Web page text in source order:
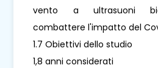
vento a ultrasuoni
combattere l'impatto del
1.7 Obiettivi dello studio
1,8 anni considerati